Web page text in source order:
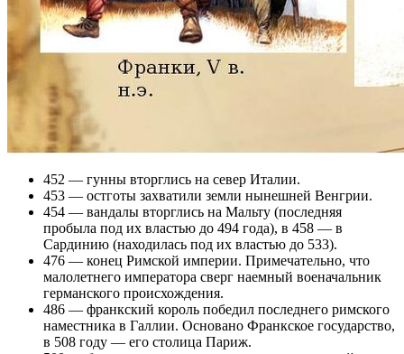
452 — гунны вторглись на север Италии.
453 — остготы захватили земли нынешней Венгрии.
454 — вандалы вторглись на Мальту (последняя
пробыла под их властью до 494 года), в 458 — в
Сардинию (находилась под их властью до 533).
476 — конец Римской империи. Примечательно, что
малолетнего императора сверг наемный военачальник
германского происхождения.
486 — франкский король победил последнего римского
наместника в Галлии. Основано Франкское государство,
в 508 году — его столица Париж.